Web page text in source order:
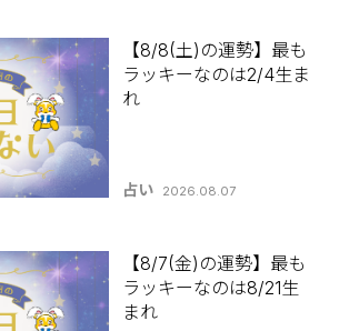
【8/8(土)の運勢】最も
ラッキーなのは2/4生ま
れ
占い 2026.08.07
【8/7(金)の運勢】最も
ラッキーなのは8/21生
まれ